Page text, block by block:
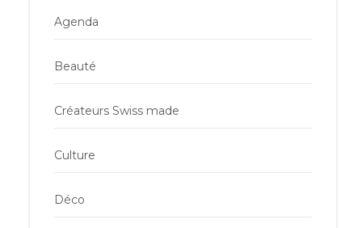
Agenda
Beauté
Créateurs Swiss made
Culture
Déco